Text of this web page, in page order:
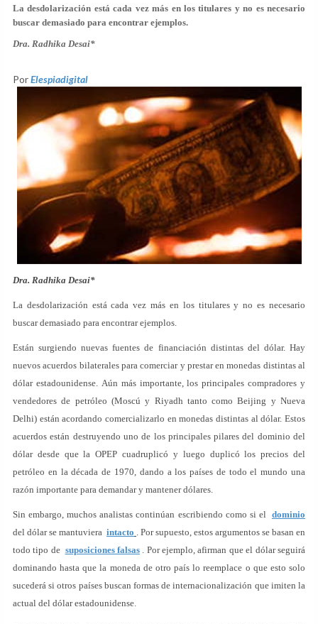
La desdolarización está cada vez más en los titulares y no es necesario
buscar demasiado para encontrar ejemplos.
Dra. Radhika Desai*
PorElespiadigital
Dra. Radhika Desai*
La desdolarización está cada vez más en los titulares y no es necesario
buscar demasiado para encontrar ejemplos.
Están surgiendo nuevas fuentes de financiación distintas del dólar. Hay
nuevos acuerdos bilaterales para comerciar y prestar en monedas distintas al
dólar estadounidense. Aún más importante, los principales compradores y
vendedores de petróleo (Moscú y Riyadh tanto como Beijing y Nueva
Delhi) están acordando comercializarlo en monedas distintas al dólar. Estos
acuerdos están destruyendo uno de los principales pilares del dominio del
dólar desde que la OPEP cuadruplicó y luego duplicó los precios del
petróleo en la década de 1970, dando a los países de todo el mundo una
razón importante para demandar y mantener dólares.
Sin embargo, muchos analistas continúan escribiendo como si el dominio
del dólar se mantuviera intacto . Por supuesto, estos argumentos se basan en
todo tipo de suposiciones falsas. Por ejemplo, afirman que el dólar seguirá
dominando hasta que la moneda de otro país lo reemplace o que esto solo
sucederá si otros países buscan formas de internacionalización que imiten la
actual del dólar estadounidense.